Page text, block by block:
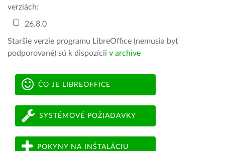
verziách:
26.8.0
Staršie verzie programu LibreOffice (nemusia byť
podporované) sú k dispozícii v archíve
ČO JE LIBREOFFICE
SYSTÉMOVÉ POŽIADAVKY
POKYNY NA INŠTALÁCIU